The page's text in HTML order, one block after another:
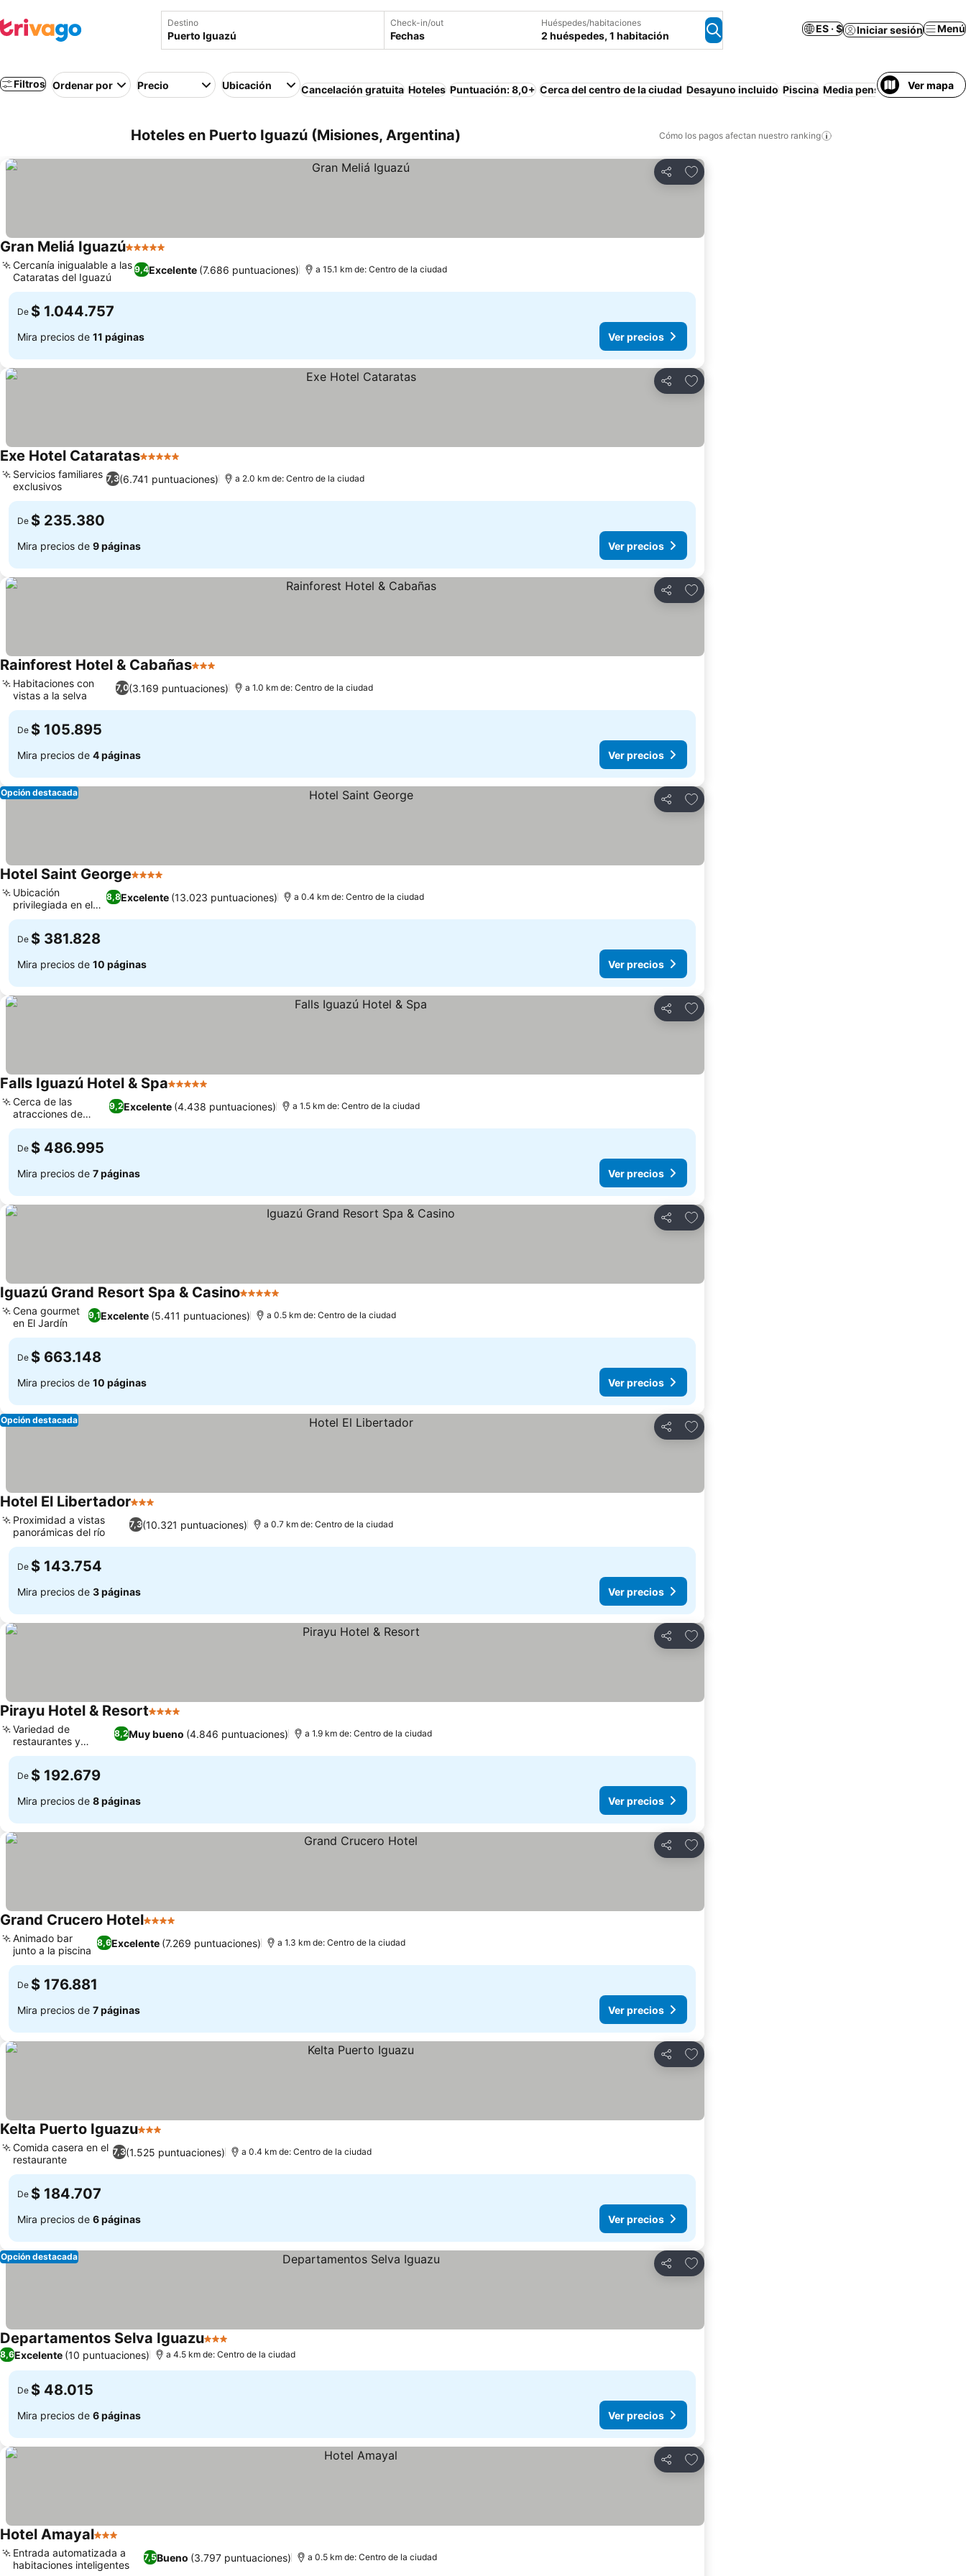
Destino Check-in/out
Fechas
Huéspedes/habitaciones
2 huéspedes, 1 habitación
ES · $ Iniciar sesión Menú
Filtros Ordenar por Precio Ubicación Cancelación gratuita Hoteles Puntuación: 8,0+ Cerca del centro de la ciudad Desayuno incluido Piscina Media pensión Ver mapa
Hoteles en Puerto Iguazú (Misiones, Argentina) Cómo los pagos afectan nuestro ranking
Compartir
Agregar a favoritos
Gran Meliá Iguazú5 Estrellas
9,4Excelente (7.686 puntuaciones)
Cercanía inigualable a las
Cataratas del Iguazú
a 15.1 km de: Centro de la ciudad
De $ 1.044.757
Mira precios de 11 páginas Ver precios
Compartir
Agregar a favoritos
Exe Hotel Cataratas5 Estrellas
7,3(6.741 puntuaciones)
Servicios familiares
exclusivos
a 2.0 km de: Centro de la ciudad
De $ 235.380
Mira precios de 9 páginas Ver precios
Compartir
Agregar a favoritos
Rainforest Hotel & Cabañas3 Estrellas
7,0(3.169 puntuaciones)
Habitaciones con
vistas a la selva
a 1.0 km de: Centro de la ciudad
De $ 105.895
Mira precios de 4 páginas Ver precios
Compartir
Agregar a favoritos
Opción destacada
Hotel Saint George4 Estrellas
8,8Excelente (13.023 puntuaciones)
Ubicación
privilegiada en el
centro
a 0.4 km de: Centro de la ciudad
De $ 381.828
Mira precios de 10 páginas Ver precios
Compartir
Agregar a favoritos
Falls Iguazú Hotel & Spa5 Estrellas
9,2Excelente (4.438 puntuaciones)
Cerca de las
atracciones de
Iguazú
a 1.5 km de: Centro de la ciudad
De $ 486.995
Mira precios de 7 páginas Ver precios
Compartir
Agregar a favoritos
Iguazú Grand Resort Spa & Casino5 Estrellas
9,1Excelente (5.411 puntuaciones)
Cena gourmet
en El Jardín
a 0.5 km de: Centro de la ciudad
De $ 663.148
Mira precios de 10 páginas Ver precios
Compartir
Agregar a favoritos
Opción destacada
Hotel El Libertador3 Estrellas
7,3(10.321 puntuaciones)
Proximidad a vistas
panorámicas del río
a 0.7 km de: Centro de la ciudad
De $ 143.754
Mira precios de 3 páginas Ver precios
Compartir
Agregar a favoritos
Pirayu Hotel & Resort4 Estrellas
8,2Muy bueno (4.846 puntuaciones)
Variedad de
restaurantes y
barbacoas
a 1.9 km de: Centro de la ciudad
De $ 192.679
Mira precios de 8 páginas Ver precios
Compartir
Agregar a favoritos
Grand Crucero Hotel4 Estrellas
8,6Excelente (7.269 puntuaciones)
Animado bar
junto a la piscina
a 1.3 km de: Centro de la ciudad
De $ 176.881
Mira precios de 7 páginas Ver precios
Compartir
Agregar a favoritos
Kelta Puerto Iguazu3 Estrellas
7,3(1.525 puntuaciones)
Comida casera en el
restaurante
a 0.4 km de: Centro de la ciudad
De $ 184.707
Mira precios de 6 páginas Ver precios
Compartir
Agregar a favoritos
Opción destacada
Departamentos Selva Iguazu3 Estrellas
8,6Excelente (10 puntuaciones) a 4.5 km de: Centro de la ciudad
De $ 48.015
Mira precios de 6 páginas Ver precios
Compartir
Agregar a favoritos
Hotel Amayal3 Estrellas
7,5Bueno (3.797 puntuaciones)
Entrada automatizada a
habitaciones inteligentes
a 0.5 km de: Centro de la ciudad